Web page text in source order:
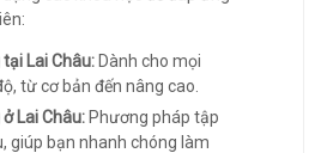
Lai Châu:Dành cho mọi
từ cơ bản đến nâng cao.
Lai Châu:Phương pháp tập
giúp bạn nhanh chóng làm